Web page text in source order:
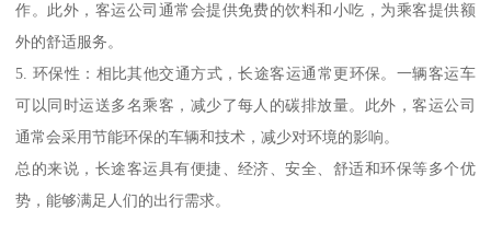
作。此外，客运公司通常会提供免费的饮料和小吃，为乘客提供额
外的舒适服务。
5. 环保性：相比其他交通方式，长途客运通常更环保。一辆客运车
可以同时运送多名乘客，减少了每人的碳排放量。此外，客运公司
通常会采用节能环保的车辆和技术，减少对环境的影响。
总的来说，长途客运具有便捷、经济、安全、舒适和环保等多个优
势，能够满足人们的出行需求。